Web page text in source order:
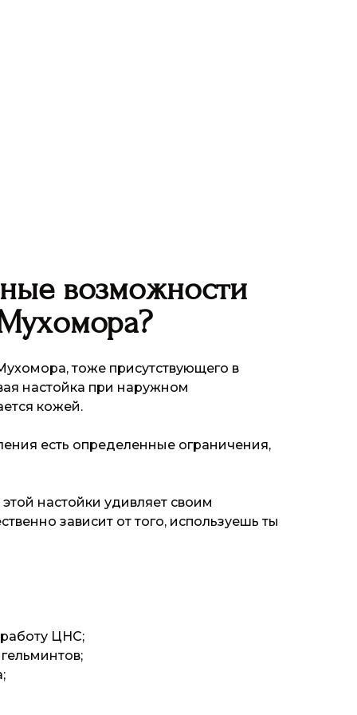
возможности
тоже присутствующего в
настойка при наружном
кожей.
есть определенные ограничения,
настойки удивляет своим
зависит от того, используешь ты
ЦНС;